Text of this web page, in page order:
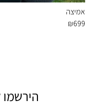
אמיצה
₪699
הירשמו